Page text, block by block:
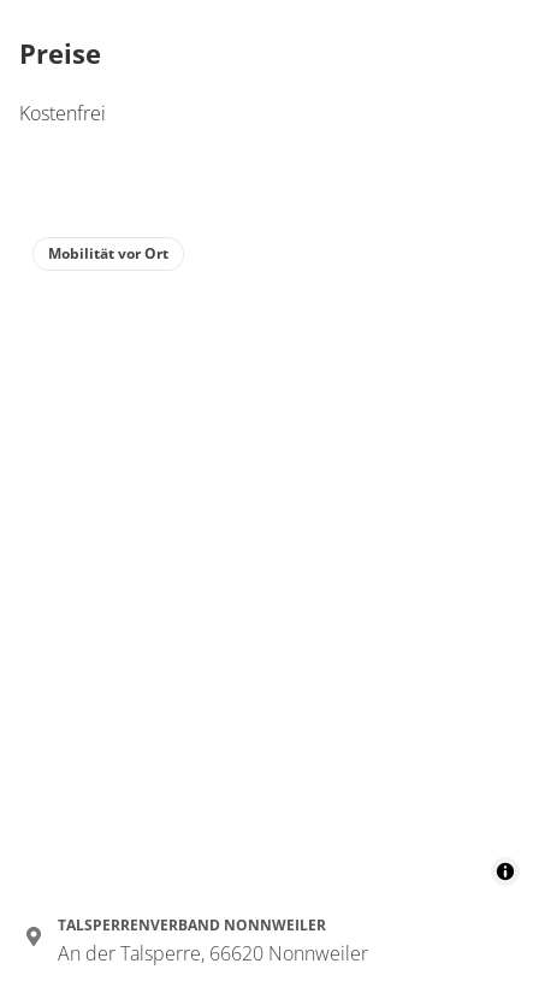
Preise
Kostenfrei
Mobilität vor Ort
TALSPERRENVERBAND NONNWEILER
An der Talsperre, 66620 Nonnweiler